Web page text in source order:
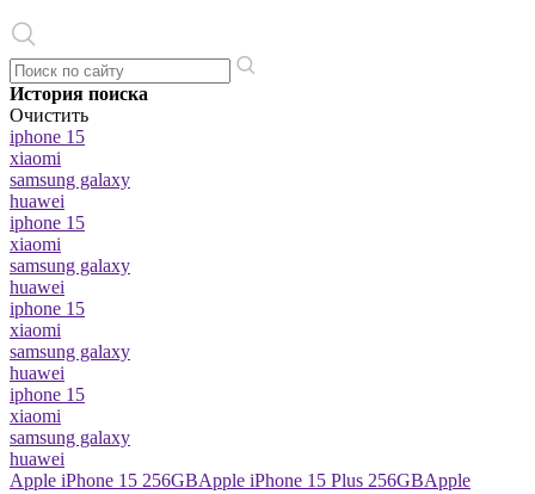
История поиска
Очистить
iphone 15
xiaomi
samsung galaxy
huawei
iphone 15
xiaomi
samsung galaxy
huawei
iphone 15
xiaomi
samsung galaxy
huawei
iphone 15
xiaomi
samsung galaxy
huawei
Apple iPhone 15 256GBApple iPhone 15 Plus 256GBApple